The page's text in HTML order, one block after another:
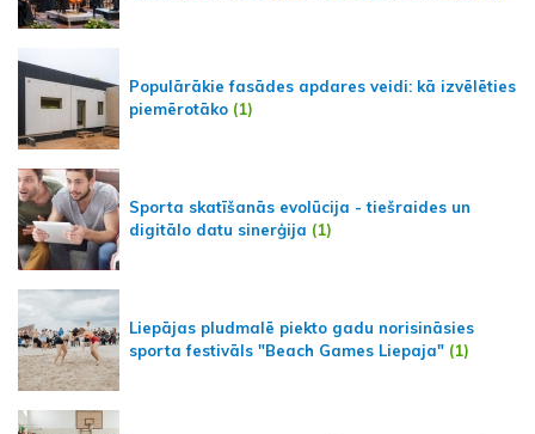
Populārākie fasādes apdares veidi: kā izvēlēties
piemērotāko (1)
Sporta skatīšanās evolūcija - tiešraides un
digitālo datu sinerģija (1)
Liepājas pludmalē piekto gadu norisināsies
sporta festivāls "Beach Games Liepaja" (1)